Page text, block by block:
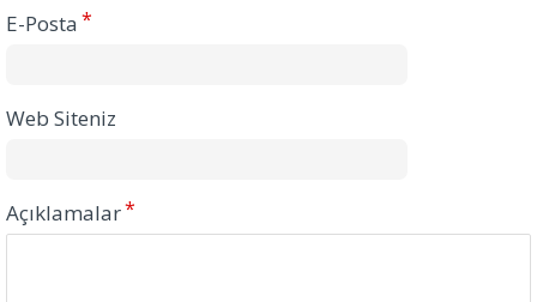
E-Posta
Web Siteniz
Açıklamalar